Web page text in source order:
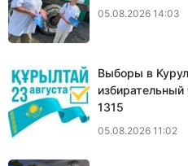
05.08.2026 14:03
Выборы в
1315
05.08.2026 11:02